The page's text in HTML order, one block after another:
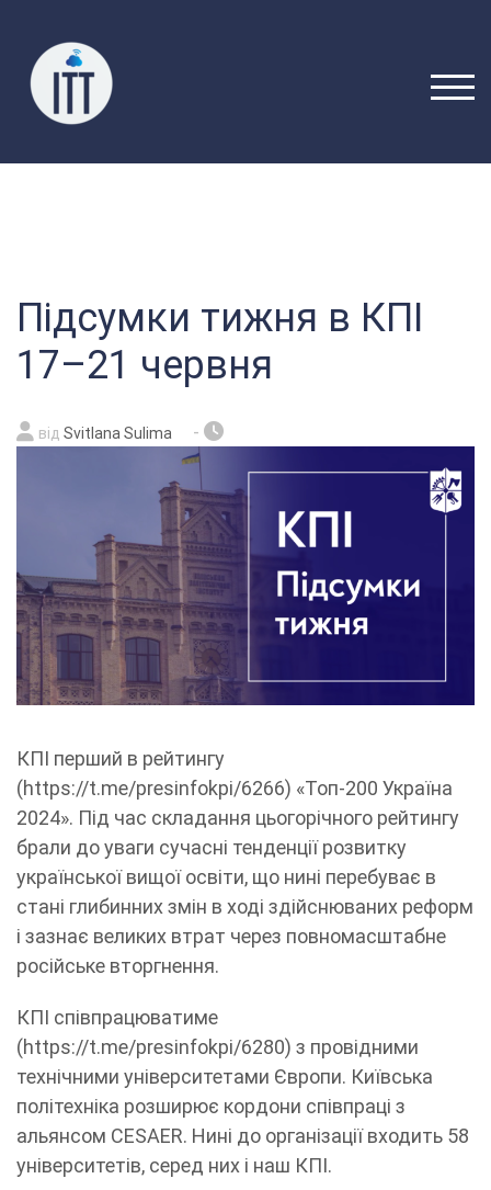
вмісту
Підсумки тижня в КПІ
17–21 червня
від Svitlana Sulima -
КПІ перший в рейтингу
(https://t.me/presinfokpi/6266) «Топ-200 Україна
2024». Під час складання цьогорічного рейтингу
брали до уваги сучасні тенденції розвитку
української вищої освіти, що нині перебуває в
стані глибинних змін в ході здійснюваних реформ
і зазнає великих втрат через повномасштабне
російське вторгнення.
КПІ співпрацюватиме
(https://t.me/presinfokpi/6280) з провідними
технічними університетами Європи. Київська
політехніка розширює кордони співпраці з
альянсом CESAER. Нині до організації входить 58
університетів, серед них і наш КПІ.